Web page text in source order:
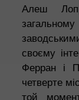
Алеш
своєму
Ферран і
четверте
той